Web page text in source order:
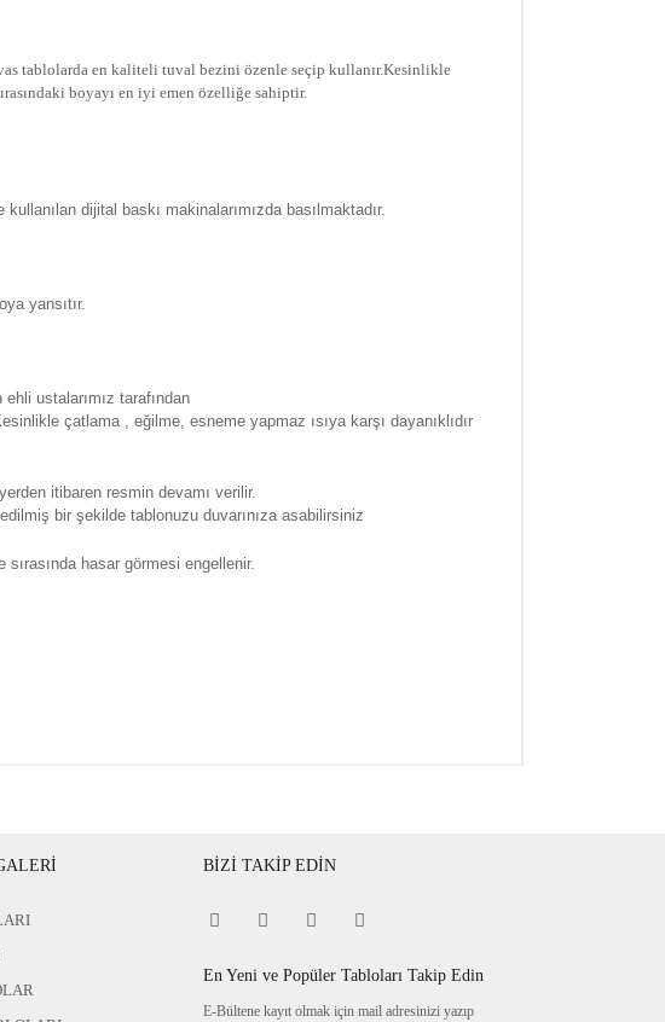
tablolarda en kaliteli tuval bezini özenle seçip kullanır.Kesinlikle
boyayı en iyi emen özelliğe sahiptir.
dijital baskı makinalarımızda basılmaktadır.
yansıtır.
ustalarımız tarafından
çatlama , eğilme, esneme yapmaz ısıya karşı dayanıklıdır
itibaren resmin devamı verilir.
bir şekilde tablonuzu duvarınıza asabilirsiniz
hasar görmesi engellenir.
BİZİ TAKİP EDİN
En Yeni ve Popüler Tabloları Takip Edin
E-Bültene kayıt olmak için mail adresinizi yazıp